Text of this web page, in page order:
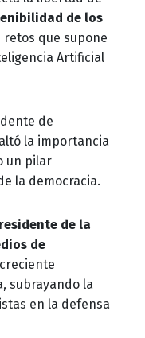
de los
retos que supone
Artificial
de
la importancia
un pilar
la democracia.
de la
de
subrayando la
en la defensa